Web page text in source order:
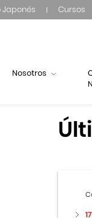
Japonés Cursos
Nosotros